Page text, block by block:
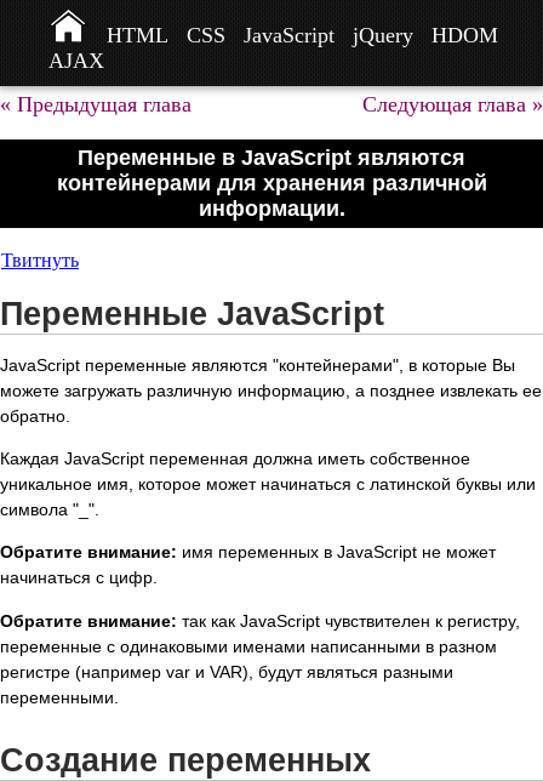
HTML CSS JavaScript jQuery
HDOM
AJAX
« Предыдущая глава
Следующая глава »
Переменные в JavaScript являются
контейнерами для хранения различной
информации.
Твитнуть
Переменные JavaScript
JavaScript переменные являются "контейнерами", в которые Вы
можете загружать различную информацию, а позднее извлекать ее
обратно.
Каждая JavaScript переменная должна иметь собственное
уникальное имя, которое может начинаться с латинской буквы или
символа "_".
Обратите внимание: имя переменных в JavaScript не может
начинаться с цифр.
Обратите внимание: так как JavaScript чувствителен к регистру,
переменные с одинаковыми именами написанными в разном
регистре (например var и VAR), будут являться разными
переменными.
Создание переменных